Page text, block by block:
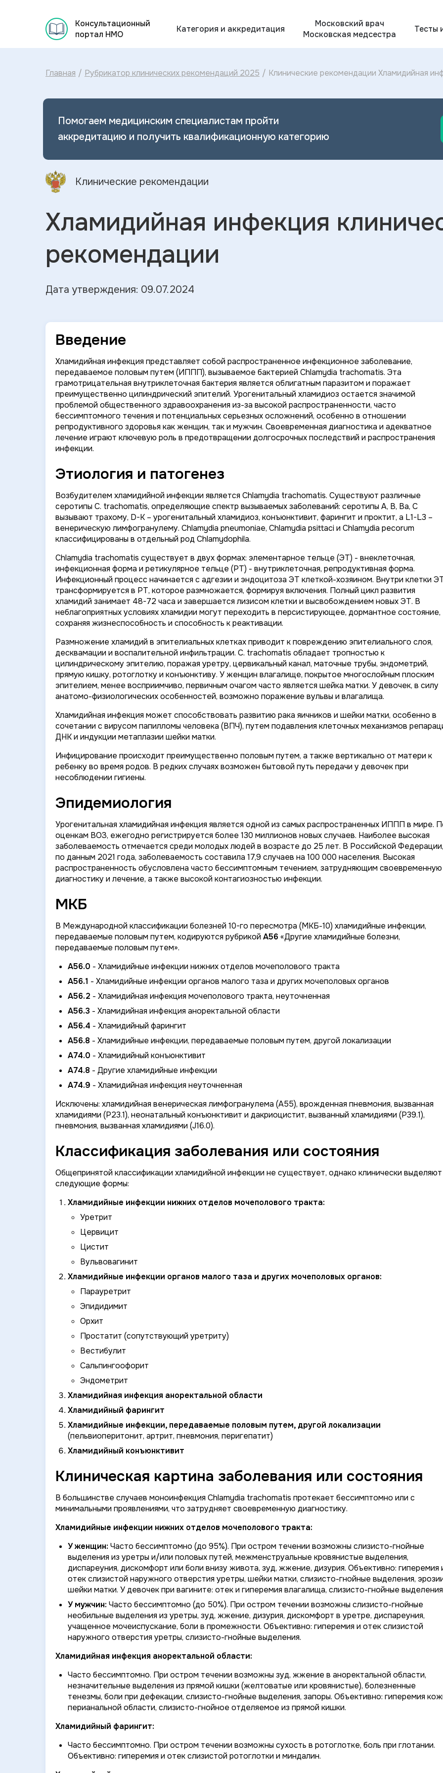
Консультационный
портал НМО
Категория и аккредитация
Московский врач
Московская медсестра
Тесты
Главная / Рубрикатор клинических рекомендаций 2025 / Клинические рекомендации Хламидийная
Помогаем медицинским специалистам пройти
аккредитацию и получить квалификационную категорию
Клинические рекомендации
Хламидийная инфекция
рекомендации
Дата утверждения: 09.07.2024
Введение
Хламидийная инфекция представляет собой распространенное инфекционное заболевание,
передаваемое половым путем (ИППП), вызываемое бактерией Chlamydia trachomatis. Эта
грамотрицательная внутриклеточная бактерия является облигатным паразитом и поражает
преимущественно цилиндрический эпителий. Урогенитальный хламидиоз остается значимой
проблемой общественного здравоохранения из-за высокой распространенности, часто
бессимптомного течения и потенциальных серьезных осложнений, особенно в отношении
репродуктивного здоровья как женщин, так и мужчин. Своевременная диагностика и адекватное
лечение играют ключевую роль в предотвращении долгосрочных последствий и распространения
инфекции.
Этиология и патогенез
Возбудителем хламидийной инфекции является Chlamydia trachomatis. Существуют различные
серотипы C. trachomatis, определяющие спектр вызываемых заболеваний: серотипы A, B, Ba, C
вызывают трахому, D-K – урогенитальный хламидиоз, конъюнктивит, фарингит и проктит, а L1-L3 –
венерическую лимфогранулему. Chlamydia pneumoniae, Chlamydia psittaciи Chlamydia pecorum
классифицированы в отдельный род Chlamydophila.
Chlamydia trachomatis существует в двух формах: элементарное тельце (ЭТ) - внеклеточная,
инфекционная форма и ретикулярное тельце (РТ) - внутриклеточная, репродуктивная форма.
Инфекционный процесс начинается с адгезии и эндоцитоза ЭТ клеткой-хозяином. Внутри клетки
трансформируется в РТ, которое размножается, формируя включения. Полный цикл развития
хламидий занимает 48-72 часа и завершается лизисом клетки и высвобождением новых ЭТ. В
неблагоприятных условиях хламидии могут переходить в персистирующее, дормантное состояние,
сохраняя жизнеспособность и способность к реактивации.
Размножение хламидий в эпителиальных клетках приводит к повреждению эпителиального слоя,
десквамации и воспалительной инфильтрации. C. trachomatis обладает тропностью к
цилиндрическому эпителию, поражая уретру, цервикальный канал, маточные трубы, эндометрий,
прямую кишку, ротоглотку и конъюнктиву. У женщин влагалище, покрытое многослойным плоским
эпителием, менее восприимчиво, первичным очагом часто является шейка матки. У девочек, в силу
анатомо-физиологических особенностей, возможно поражение вульвы и влагалища.
Хламидийная инфекция может способствовать развитию рака яичников и шейки матки, особенно в
сочетании с вирусом папилломы человека (ВПЧ), путем подавления клеточных механизмов
ДНК и индукции метаплазии шейки матки.
Инфицирование происходит преимущественно половым путем, а также вертикально от матери к
ребенку во время родов. В редких случаях возможен бытовой путь передачи у девочек при
несоблюдении гигиены.
Эпидемиология
Урогенитальная хламидийная инфекция является одной из самых распространенных ИППП в мире.
оценкам ВОЗ, ежегодно регистрируется более 130 миллионов новых случаев. Наиболее высокая
заболеваемость отмечается среди молодых людей в возрасте до 25 лет. В Российской Федерации,
по данным 2021 года, заболеваемость составила 17,9 случаев на 100 000 населения. Высокая
распространенность обусловлена часто бессимптомным течением, затрудняющим своевременную
диагностику и лечение, а также высокой контагиозностью инфекции.
МКБ
В Международной классификации болезней 10-го пересмотра (МКБ-10) хламидийные инфекции,
передаваемые половым путем, кодируются рубрикой A56 «Другие хламидийные болезни,
передаваемые половым путем».
A56.0 - Хламидийные инфекции нижних отделов мочеполового тракта
A56.1 - Хламидийные инфекции органов малого таза и других мочеполовых органов
A56.2 - Хламидийная инфекция мочеполового тракта, неуточненная
A56.3 - Хламидийная инфекция аноректальной области
A56.4 - Хламидийный фарингит
A56.8 - Хламидийные инфекции, передаваемые половым путем, другой локализации
A74.0 - Хламидийный конъюнктивит
A74.8 - Другие хламидийные инфекции
A74.9 - Хламидийная инфекция неуточненная
Исключены: хламидийная венерическая лимфогранулема (A55), врожденная пневмония, вызванная
хламидиями (P23.1), неонатальный конъюнктивит и дакриоцистит, вызванный хламидиями (P39.1),
пневмония, вызванная хламидиями (J16.0).
Классификация заболевания или состояния
Общепринятой классификации хламидийной инфекции не существует, однако клинически выделяют
следующие формы:
Хламидийные инфекции нижних отделов мочеполового тракта:
Уретрит
Цервицит
Цистит
Вульвовагинит
Хламидийные инфекции органов малого таза и других мочеполовых органов:
Парауретрит
Эпидидимит
Орхит
Простатит (сопутствующий уретриту)
Вестибулит
Сальпингоофорит
Эндометрит
Хламидийная инфекция аноректальной области
Хламидийный фарингит
Хламидийные инфекции, передаваемые половым путем, другой локализации
(пельвиоперитонит, артрит, пневмония, перигепатит)
Хламидийный конъюнктивит
Клиническая картина заболевания или состояния
В большинстве случаев моноинфекция Chlamydia trachomatis протекает бессимптомно или с
минимальными проявлениями, что затрудняет своевременную диагностику.
Хламидийные инфекции нижних отделов мочеполового тракта:
У женщин: Часто бессимптомно (до 95%). При остром течении возможны слизисто-гнойные
выделения из уретры и/или половых путей, межменструальные кровянистые выделения,
диспареуния, дискомфорт или боли внизу живота, зуд, жжение, дизурия. Объективно: гиперемия
отек слизистой наружного отверстия уретры, шейки матки, слизисто-гнойные выделения,
шейки матки. У девочек при вагините: отек и гиперемия влагалища, слизисто-гнойные
У мужчин: Часто бессимптомно (до 50%). При остром течении возможны слизисто-гнойные
необильные выделения из уретры, зуд, жжение, дизурия, дискомфорт в уретре, диспареуния,
учащенное мочеиспускание, боли в промежности. Объективно: гиперемия и отек слизистой
наружного отверстия уретры, слизисто-гнойные выделения.
Хламидийная инфекция аноректальной области:
Часто бессимптомно. При остром течении возможны зуд, жжение в аноректальной области,
незначительные выделения из прямой кишки (желтоватые или кровянистые), болезненные
тенезмы, боли при дефекации, слизисто-гнойные выделения, запоры. Объективно: гиперемия
перианальной области, слизисто-гнойное отделяемое из прямой кишки.
Хламидийный фарингит:
Часто бессимптомно. При остром течении возможны сухость в ротоглотке, боль при глотании.
Объективно: гиперемия и отек слизистой ротоглотки и миндалин.